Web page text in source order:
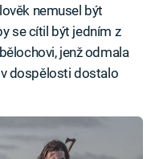
nemusel být
se cítil být jedním z
jenž odmala
v dospělosti dostalo